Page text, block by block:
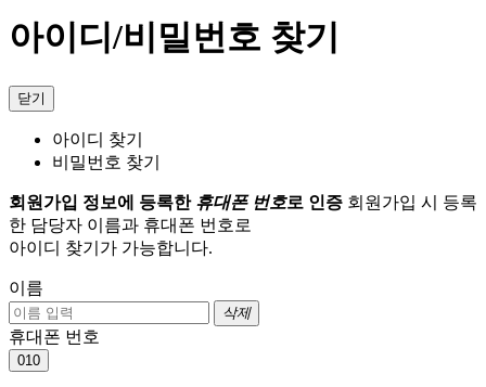
아이디/비밀번호 찾기
닫기
아이디 찾기
비밀번호 찾기
회원가입 정보에 등록한 휴대폰 번호로 인증 회원가입 시 등록
한 담당자 이름과 휴대폰 번호로
아이디 찾기가 가능합니다.
이름
삭제
휴대폰 번호
010